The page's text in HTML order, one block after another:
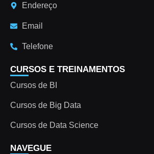
Endereço
Email
Telefone
CURSOS E TREINAMENTOS
Cursos de BI
Cursos de Big Data
Cursos de Data Science
NAVEGUE